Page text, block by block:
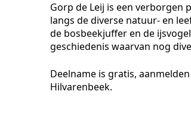
Gorp de Leij is een verborgen
langs de diverse natuur- en
de bosbeekjuffer en de
geschiedenis waarvan nog
Deelname is gratis,
Hilvarenbeek.